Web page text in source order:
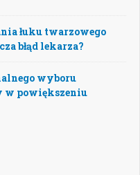
łuku twarzowego
błąd lekarza?
wyboru
w powiększeniu